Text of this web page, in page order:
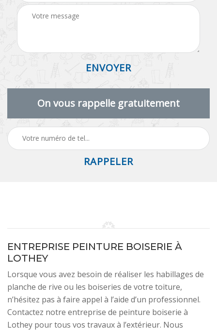
On vous rappelle gratuitement
ENTREPRISE PEINTURE BOISERIE À
LOTHEY
Lorsque vous avez besoin de réaliser les habillages de
planche de rive ou les boiseries de votre toiture,
n’hésitez pas à faire appel à l’aide d’un professionnel.
Contactez notre entreprise de peinture boiserie à
Lothey pour tous vos travaux à l’extérieur. Nous